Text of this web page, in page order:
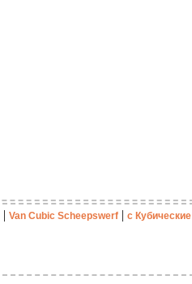
Van Cubic Scheepswerf|
с Кубические